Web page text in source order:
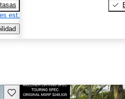
est.
Guarda este Aviso